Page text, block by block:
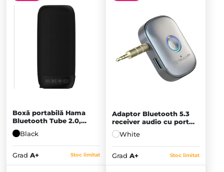
Boxă portabilă Hama
Bluetooth Tube 2.0,
Black - A+
Black
Grad A+ Stoc limitat
inițial
Prețul
Adaptor Bluetooth 5.3
receiver audio cu port
AUX 3.5mm
White
Grad A+ Stoc limitat